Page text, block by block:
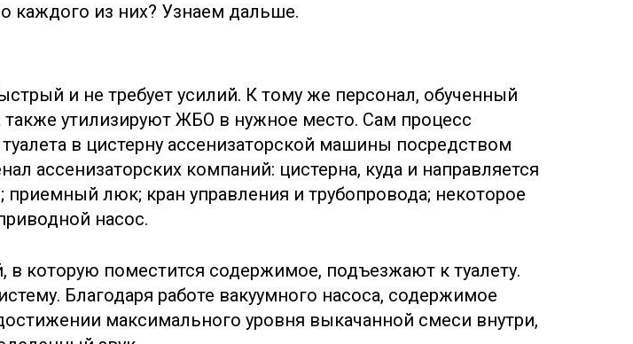
каждого из них? Узнаем дальше.
и не требует усилий. К тому же персонал, обученный
также утилизируют ЖБО в нужное место. Сам процесс
в цистерну ассенизаторской машины посредством
ассенизаторских компаний: цистерна, куда и направляется
люк; кран управления и трубопровода; некоторое
насос.
в которую поместится содержимое, подъезжают к туалету.
Благодаря работе вакуумного насоса, содержимое
максимального уровня выкачанной смеси внутри,